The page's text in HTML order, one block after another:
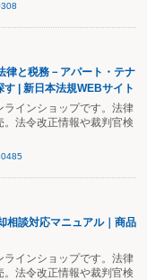
律と税務－アパート・テナ
| 新日本法規WEBサイト
ラインショップです。法律
法令改正情報や裁判官検
相談対応マニュアル｜商品
ラインショップです。法律
法令改正情報や裁判官検